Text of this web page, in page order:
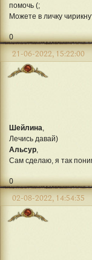
помочь (;
Можете в личку
0
21-06-2022, 15:22:00
Шейлина,
Лечись давай)
Альсур,
Сам сделаю, я так
0
02-08-2022, 14:54:35